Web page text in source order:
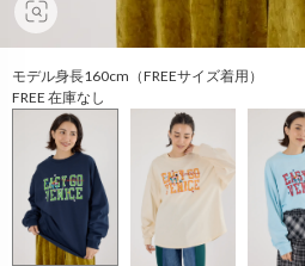
モデル身長160cm（FREEサイズ着用）
FREE 在庫なし